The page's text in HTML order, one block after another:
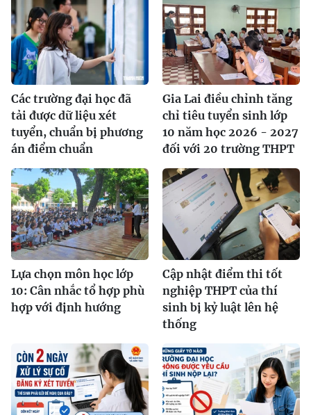
Các trường đại học đã
tải được dữ liệu xét
tuyển, chuẩn bị phương
án điểm chuẩn
Gia Lai điều chỉnh tăng
chỉ tiêu tuyển sinh lớp
10 năm học 2026 - 2027
đối với 20 trường THPT
Lựa chọn môn học lớp
10: Cân nhắc tổ hợp phù
hợp với định hướng
Cập nhật điểm thi tốt
nghiệp THPT của thí
sinh bị kỷ luật lên hệ
thống